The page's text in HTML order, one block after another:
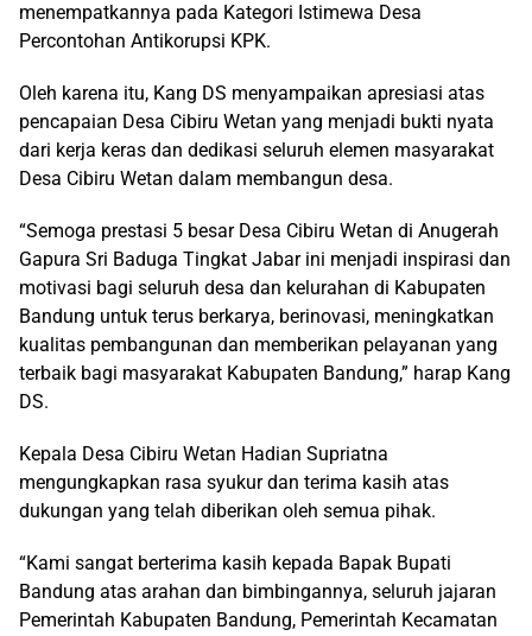
menempatkannya pada Kategori Istimewa Desa
Percontohan Antikorupsi KPK.
Oleh karena itu, Kang DS menyampaikan apresiasi atas
pencapaian Desa Cibiru Wetan yang menjadi bukti nyata
dari kerja keras dan dedikasi seluruh elemen masyarakat
Desa Cibiru Wetan dalam membangun desa.
“Semoga prestasi 5 besar Desa Cibiru Wetan di Anugerah
Gapura Sri Baduga Tingkat Jabar ini menjadi inspirasi dan
motivasi bagi seluruh desa dan kelurahan di Kabupaten
Bandung untuk terus berkarya, berinovasi, meningkatkan
kualitas pembangunan dan memberikan pelayanan yang
terbaik bagi masyarakat Kabupaten Bandung,” harap Kang
DS.
Kepala Desa Cibiru Wetan Hadian Supriatna
mengungkapkan rasa syukur dan terima kasih atas
dukungan yang telah diberikan oleh semua pihak.
“Kami sangat berterima kasih kepada Bapak Bupati
Bandung atas arahan dan bimbingannya, seluruh jajaran
Pemerintah Kabupaten Bandung, Pemerintah Kecamatan